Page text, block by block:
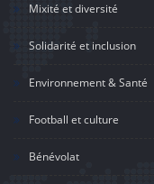
Mixité et diversité
Solidarité et inclusion
Environnement & Santé
Football et culture
Bénévolat